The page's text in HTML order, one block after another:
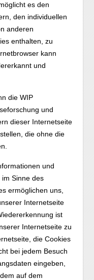
es den
den individuellen
anderen
enthalten, zu
kann
und
die WIP
und
dieser Internetseite
die ohne die
und
Sinne des
ermöglichen uns,
Internetseite
ist
Internetseite zu
die Cookies
bei jedem Besuch
eingeben,
auf dem